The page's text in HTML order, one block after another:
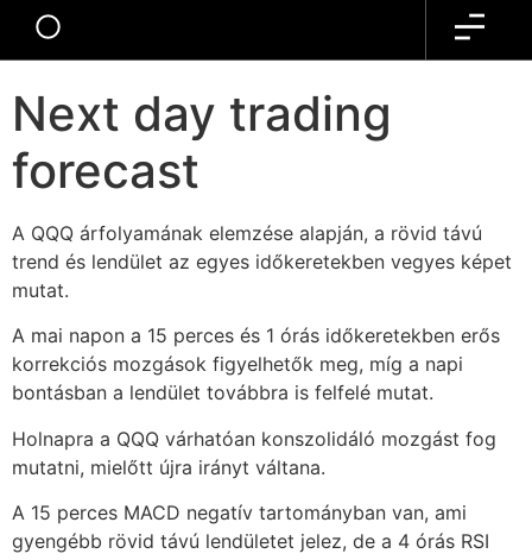
AI QQQ
Next day trading
forecast
A QQQ árfolyamának elemzése alapján, a rövid távú
trend és lendület az egyes időkeretekben vegyes képet
mutat.
A mai napon a 15 perces és 1 órás időkeretekben erős
korrekciós mozgások figyelhetők meg, míg a napi
bontásban a lendület továbbra is felfelé mutat.
Holnapra a QQQ várhatóan konszolidáló mozgást fog
mutatni, mielőtt újra irányt váltana.
A 15 perces MACD negatív tartományban van, ami
gyengébb rövid távú lendületet jelez, de a 4 órás RSI